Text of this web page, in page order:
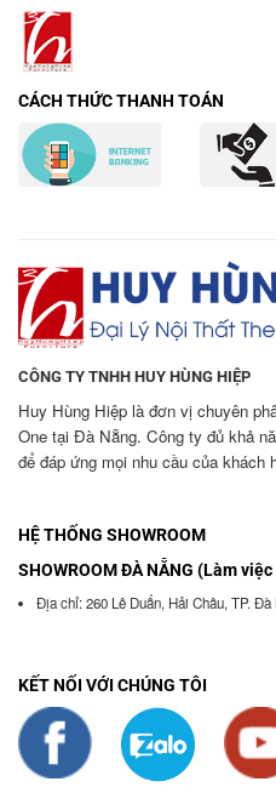
CÁCH THỨC THANH TOÁN
CÔNG TY TNHH HUY HÙNG HIỆP
Huy Hùng Hiệp là đơn vị chuyên
One tại Đà Nẵng. Công ty đủ khả
để đáp ứng mọi nhu cầu của khách
HỆ THỐNG SHOWROOM
SHOWROOM ĐÀ NẴNG (Làm
Địa chỉ: 260 Lê Duẩn, Hải Châu, TP. Đà
KẾT NỐI VỚI CHÚNG TÔI